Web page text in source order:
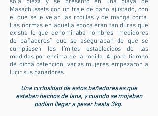
sola pieza y se presentó en una playa de
Masachussets con un traje de baño ajustado, con
el que se le veian las rodillas y de manga corta.
Las normas en aquella época eran tan duras que
existía lo que denominaba hombres “medidores
de bañadores” que se aseguraban de que se
cumpliesen los límites establecidos de las
medidas por encima de la rodilla. Al poco tiempo
de dicha detención, varias mujeres empezaron a
lucir sus bañadores.
Una curiosidad de estos bañadores es que
estaban hechos de lana, y cuando se mojaban
podían llegar a pesar hasta 3kg.